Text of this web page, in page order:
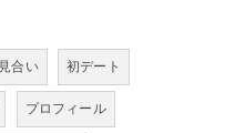
合い 初デート
プロフィール